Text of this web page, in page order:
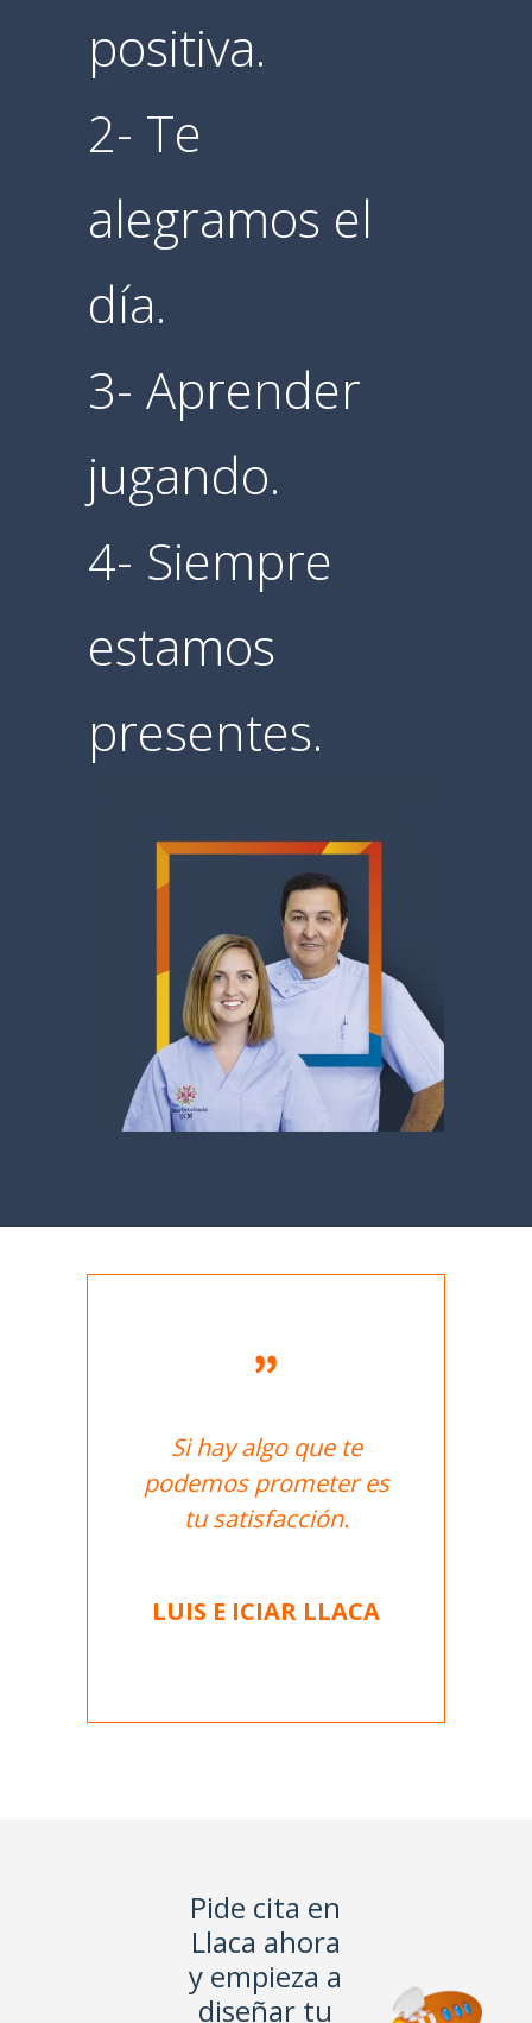
positiva.
2- Te
alegramos el
día.
3- Aprender
jugando.
4- Siempre
estamos
presentes.
Si hay algo que te
podemos prometer es
tu satisfacción.
LUIS E ICIAR LLACA
Pide cita en
Llaca ahora
y empieza a
diseñar tu